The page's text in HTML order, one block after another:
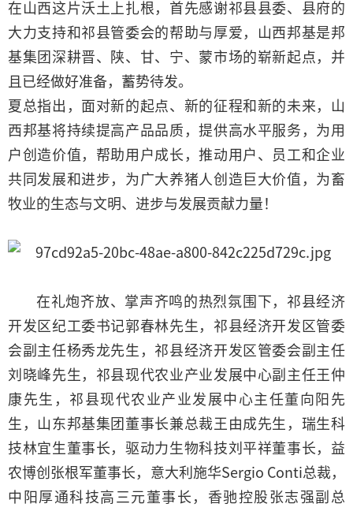
在山西这片沃土上扎根，首先感谢祁县县委、县府的
大力支持和祁县管委会的帮助与厚爱，山西邦基是邦
基集团深耕晋、陕、甘、宁、蒙市场的崭新起点，并
且已经做好准备，蓄势待发。
夏总指出，面对新的起点、新的征程和新的未来，山
西邦基将持续提高产品品质，提供高水平服务，为用
户创造价值，帮助用户成长，推动用户、员工和企业
共同发展和进步，为广大养猪人创造巨大价值，为畜
牧业的生态与文明、进步与发展贡献力量！
在礼炮齐放、掌声齐鸣的热烈氛围下，祁县经济
开发区纪工委书记郭春林先生，祁县经济开发区管委
会副主任杨秀龙先生，祁县经济开发区管委会副主任
刘晓峰先生，祁县现代农业产业发展中心副主任王仲
康先生，祁县现代农业产业发展中心主任董向阳先
生，山东邦基集团董事长兼总裁王由成先生，瑞生科
技林宜生董事长，驱动力生物科技刘平祥董事长，益
农博创张根军董事长，意大利施华Sergio Conti总裁，
中阳厚通科技高三元董事长，香驰控股张志强副总